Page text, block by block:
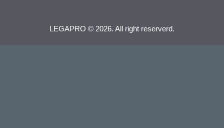
LEGAPRO © 2026. All right reserverd.